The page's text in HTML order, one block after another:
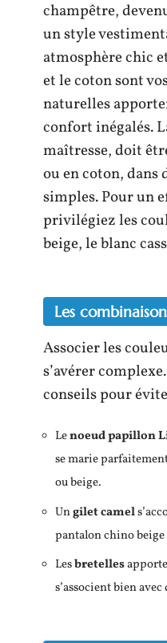
champêtre,
un style
atmosphère chic
et le coton sont
naturelles
confort inégalés.
maîtresse, doit
ou en coton, dans
simples. Pour un
privilégiez les
beige, le blanc
Les
Associer les
s’avérer
conseils pour
Lenoeud papillon
se marie
ou beige.
Ungilet camel
pantalon chino
Lesbretelles
s’associent bien